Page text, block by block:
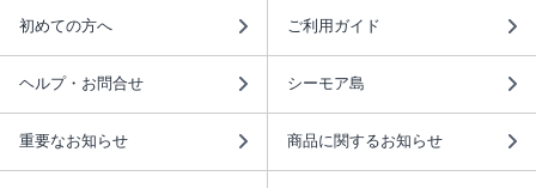
初めての方へ ご利用ガイド
ヘルプ・お問合せ シーモア島
重要なお知らせ 商品に関するお知らせ